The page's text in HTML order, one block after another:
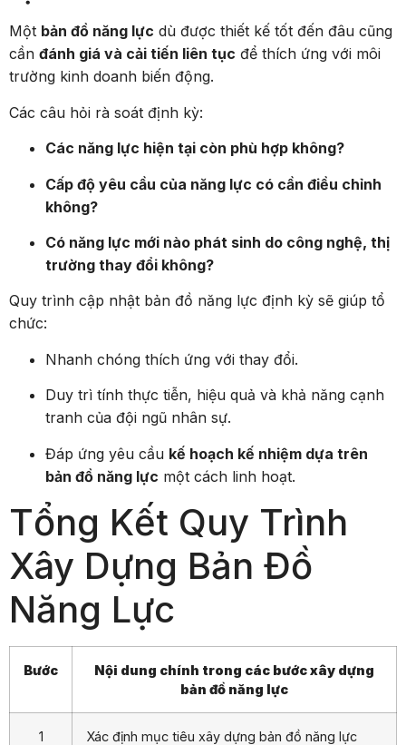
Một bản đồ năng lực dù được thiết kế tốt đến đâu cũng
cần đánh giá và cải tiến liên tục để thích ứng với môi
trường kinh doanh biến động.
Các câu hỏi rà soát định kỳ:
Các năng lực hiện tại còn phù hợp không?
Cấp độ yêu cầu của năng lực có cần điều chỉnh
không?
Có năng lực mới nào phát sinh do công nghệ, thị
trường thay đổi không?
Quy trình cập nhật bản đồ năng lực định kỳ sẽ giúp tổ
chức:
Nhanh chóng thích ứng với thay đổi.
Duy trì tính thực tiễn, hiệu quả và khả năng cạnh
tranh của đội ngũ nhân sự.
Đáp ứng yêu cầu kế hoạch kế nhiệm dựa trên
bản đồ năng lực một cách linh hoạt.
Tổng Kết Quy Trình
Xây Dựng Bản Đồ
Năng Lực
Bước
Nội dung chính trong các bước xây dựng
bản đồ năng lực
1 Xác định mục tiêu xây dựng bản đồ năng lực